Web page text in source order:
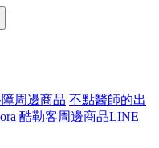
周邊商品 不點醫師的出
酷勒客周邊商品LINE